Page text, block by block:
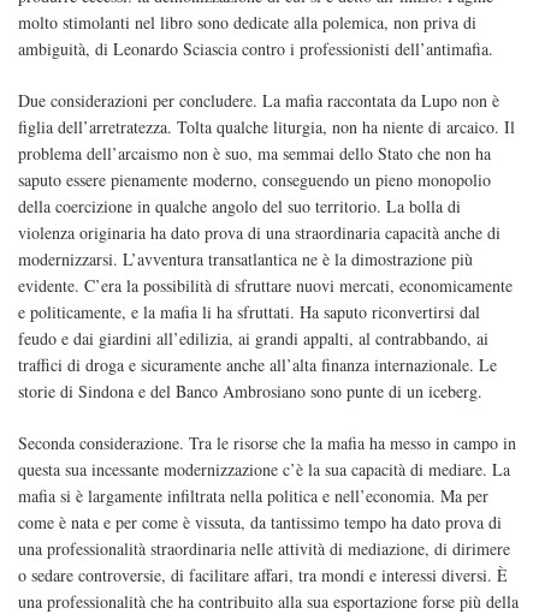
molto stimolanti nel libro sono dedicate alla polemica, non priva di
ambiguità, di Leonardo Sciascia contro i professionisti dell’antimafia.
Due considerazioni per concludere. La mafia raccontata da Lupo non è
figlia dell’arretratezza. Tolta qualche liturgia, non ha niente di arcaico. Il
problema dell’arcaismo non è suo, ma semmai dello Stato che non ha
saputo essere pienamente moderno, conseguendo un pieno monopolio
della coercizione in qualche angolo del suo territorio. La bolla di
violenza originaria ha dato prova di una straordinaria capacità anche di
modernizzarsi. L’avventura transatlantica ne è la dimostrazione più
evidente. C’era la possibilità di sfruttare nuovi mercati, economicamente
e politicamente, e la mafia li ha sfruttati. Ha saputo riconvertirsi dal
feudo e dai giardini all’edilizia, ai grandi appalti, al contrabbando, ai
traffici di droga e sicuramente anche all’alta finanza internazionale. Le
storie di Sindona e del Banco Ambrosiano sono punte di un iceberg.
Seconda considerazione. Tra le risorse che la mafia ha messo in campo in
questa sua incessante modernizzazione c’è la sua capacità di mediare. La
mafia si è largamente infiltrata nella politica e nell’economia. Ma per
come è nata e per come è vissuta, da tantissimo tempo ha dato prova di
una professionalità straordinaria nelle attività di mediazione, di dirimere
o sedare controversie, di facilitare affari, tra mondi e interessi diversi. È
una professionalità che ha contribuito alla sua esportazione forse più della